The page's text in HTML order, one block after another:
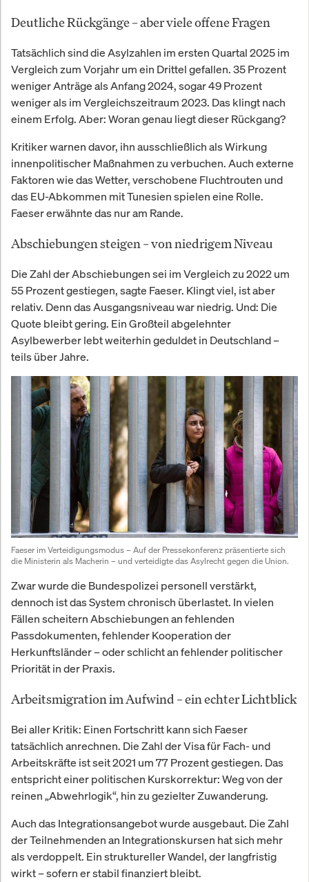
Deutliche Rückgänge – aber viele offene Fragen
Tatsächlich sind die Asylzahlen im ersten Quartal 2025 im
Vergleich zum Vorjahr um ein Drittel gefallen. 35 Prozent
weniger Anträge als Anfang 2024, sogar 49 Prozent
weniger als im Vergleichszeitraum 2023. Das klingt nach
einem Erfolg. Aber: Woran genau liegt dieser Rückgang?
Kritiker warnen davor, ihn ausschließlich als Wirkung
innenpolitischer Maßnahmen zu verbuchen. Auch externe
Faktoren wie das Wetter, verschobene Fluchtrouten und
das EU-Abkommen mit Tunesien spielen eine Rolle.
Faeser erwähnte das nur am Rande.
Abschiebungen steigen – von niedrigem Niveau
Die Zahl der Abschiebungen sei im Vergleich zu 2022 um
55 Prozent gestiegen, sagte Faeser. Klingt viel, ist aber
relativ. Denn das Ausgangsniveau war niedrig. Und: Die
Quote bleibt gering. Ein Großteil abgelehnter
Asylbewerber lebt weiterhin geduldet in Deutschland –
teils über Jahre.
Faeser im Verteidigungsmodus – Auf der Pressekonferenz präsentierte sich
die Ministerin als Macherin – und verteidigte das Asylrecht gegen die Union.
Zwar wurde die Bundespolizei personell verstärkt,
dennoch ist das System chronisch überlastet. In vielen
Fällen scheitern Abschiebungen an fehlenden
Passdokumenten, fehlender Kooperation der
Herkunftsländer – oder schlicht an fehlender politischer
Priorität in der Praxis.
Arbeitsmigration im Aufwind – ein echter Lichtblick
Bei aller Kritik: Einen Fortschritt kann sich Faeser
tatsächlich anrechnen. Die Zahl der Visa für Fach- und
Arbeitskräfte ist seit 2021 um 77 Prozent gestiegen. Das
entspricht einer politischen Kurskorrektur: Weg von der
reinen „Abwehrlogik“, hin zu gezielter Zuwanderung.
Auch das Integrationsangebot wurde ausgebaut. Die Zahl
der Teilnehmenden an Integrationskursen hat sich mehr
als verdoppelt. Ein struktureller Wandel, der langfristig
wirkt – sofern er stabil finanziert bleibt.